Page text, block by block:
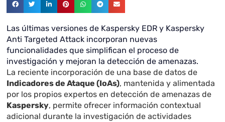
Las últimas versiones de Kaspersky EDR y Kaspersky
Anti Targeted Attack incorporan nuevas
funcionalidades que simplifican el proceso de
investigación y mejoran la detección de amenazas.
La reciente incorporación de una base de datos de
Indicadores de Ataque (IoAs), mantenida y alimentada
por los propios expertos en detección de amenazas de
Kaspersky, permite ofrecer información contextual
adicional durante la investigación de actividades